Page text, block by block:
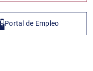
Portal de Empleo